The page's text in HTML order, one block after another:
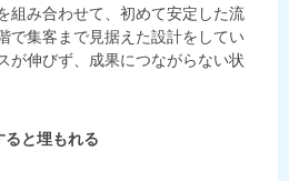
組み合わせて、初めて安定した流
で集客まで見据えた設計をしてい
が伸びず、成果につながらない状
ると埋もれる